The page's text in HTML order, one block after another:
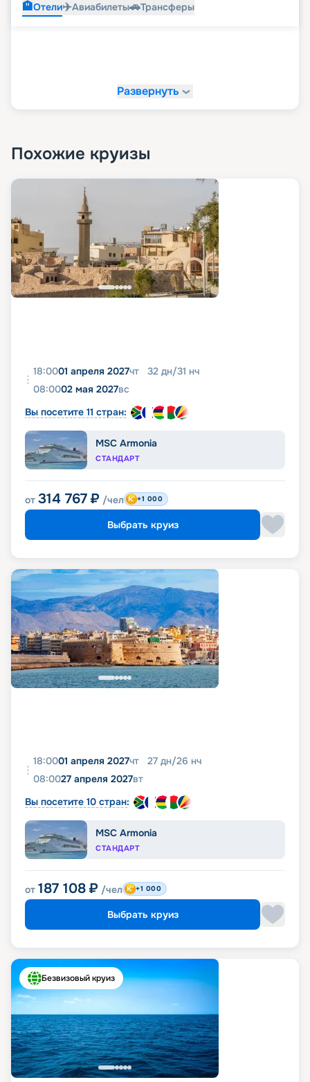
🏨Отели✈️Авиабилеты🚗Трансферы
Развернуть
Похожие круизы
18:0001 апреля 2027чт 32 дн/31 нч
08:0002 мая 2027вс
Вы посетите 11 стран:
MSC Armonia
СТАНДАРТ
от 314 767 ₽ /чел +1 000
Выбрать круиз
18:0001 апреля 2027чт 27 дн/26 нч
08:0027 апреля 2027вт
Вы посетите 10 стран:
MSC Armonia
СТАНДАРТ
от 187 108 ₽ /чел +1 000
Выбрать круиз
Безвизовый круиз